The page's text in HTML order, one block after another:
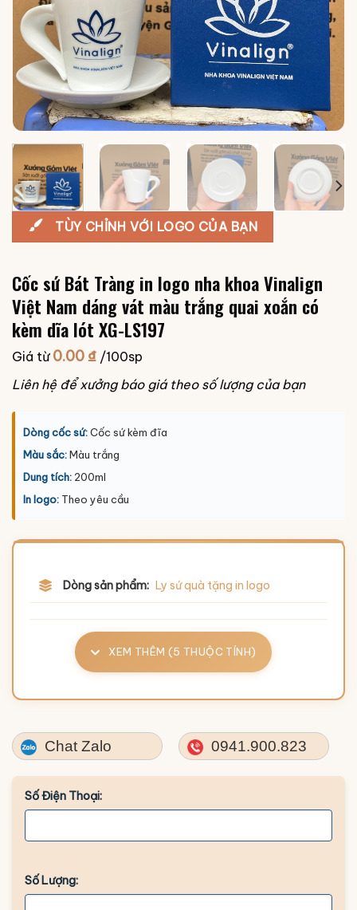
TÙY CHỈNH VỚI LOGO CỦA BẠN
Cốc sứ Bát Tràng in logo nha khoa Vinalign
Việt Nam dáng vát màu trắng quai xoắn có
kèm dĩa lót XG-LS197
Giá từ 0.00₫ /100sp
Liên hệ để xưởng báo giá theo số lượng của bạn
Dòng cốc sứ:Cốc sứ kèm đĩa
Màu sắc:Màu trắng
Dung tích: 200ml
In logo: Theo yêu cầu
Dòng sản phẩm: Ly sứ quà tặng in logo
XEM THÊM (5 THUỘC TÍNH)
Chat Zalo 0941.900.823
Số Điện Thoại:
Số Lượng: